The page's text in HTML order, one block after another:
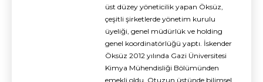
üst düzey yöneticilik yapan Öksüz,
çeşitli şirketlerde yönetim kurulu
üyeliği, genel müdürlük ve holding
genel koordinatörlüğü yaptı. İskender
Öksüz 2012 yılında Gazi Üniversitesi
Kimya Mühendisliği Bölümünden
emekli oldu. Otuzun üstünde bilimsel